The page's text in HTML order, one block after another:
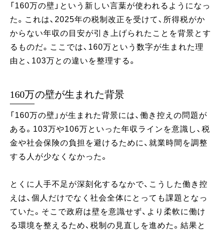
「160万の壁」という新しい言葉が使われるようになっ
た。これは、2025年の税制改正を受けて、所得税がか
からない年収の目安が引き上げられたことを背景とす
るものだ。ここでは、160万という数字が生まれた理
由と、103万との違いを整理する。
160万の壁が生まれた背景
「160万の壁」が生まれた背景には、働き控えの問題が
ある。103万や106万といった年収ラインを意識し、税
金や社会保険の負担を避けるために、就業時間を調整
する人が少なくなかった。
とくに人手不足が深刻化するなかで、こうした働き控
えは、個人だけでなく社会全体にとっても課題となっ
ていた。そこで政府は壁を意識せず、より柔軟に働け
る環境を整えるため、税制の見直しを進めた。結果と